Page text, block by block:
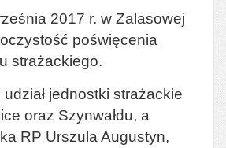
2017 r. w Zalasowej
poświęcenia
strażackiego.
udział jednostki strażackie
oraz Szynwałdu, a
RP Urszula Augustyn,